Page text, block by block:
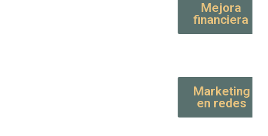
Mejora
financiera
Marketing
en redes